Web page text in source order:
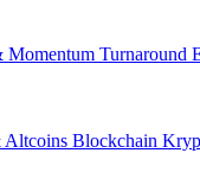
Momentum Turnaround
Altcoins Blockchain